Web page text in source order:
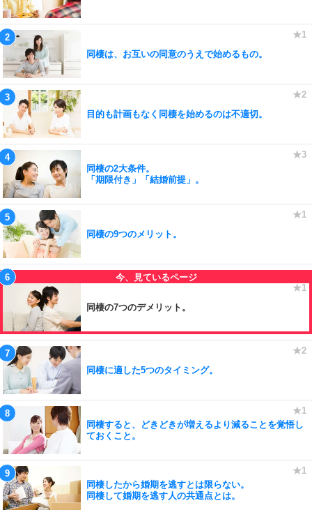
同棲は、お互いの同意のうえで始めるもの。
目的も計画もなく同棲を始めるのは不適切。
同棲の2大条件。
「期限付き」「結婚前提」。
同棲の9つのメリット。
同棲の7つのデメリット。
同棲に適した5つのタイミング。
同棲すると、どきどきが増えるより減ることを覚悟し
ておくこと。
同棲したから婚期を逃すとは限らない。
同棲して婚期を逃す人の共通点とは。